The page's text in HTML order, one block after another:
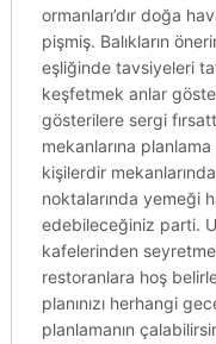
ormanları’dır doğa
pişmiş. Balıkların
eşliğinde tavsiyeleri
keşfetmek anlar
gösterilere sergi
mekanlarına
kişilerdir
noktalarında yemeği
edebileceğiniz parti.
kafelerinden
restoranlara hoş
planınızı herhangi
planlamanın